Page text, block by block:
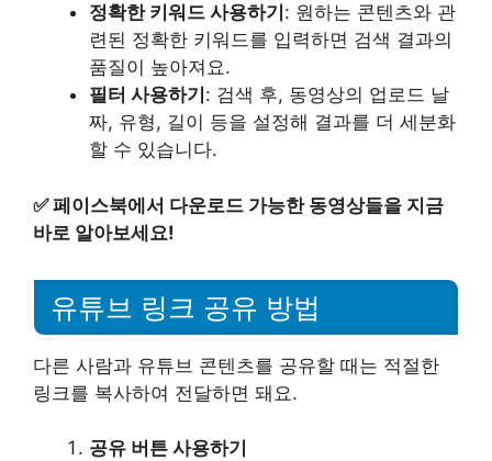
정확한 키워드 사용하기 : 원하는 콘텐츠와 관
련된 정확한 키워드를 입력하면 검색 결과의
품질이 높아져요.
필터 사용하기 : 검색 후, 동영상의 업로드 날
짜, 유형, 길이 등을 설정해 결과를 더 세분화
할 수 있습니다.
✅페이스북에서 다운로드 가능한 동영상들을 지금
바로 알아보세요!
유튜브 링크 공유 방법
다른 사람과 유튜브 콘텐츠를 공유할 때는 적절한
링크를 복사하여 전달하면 돼요.
공유 버튼 사용하기